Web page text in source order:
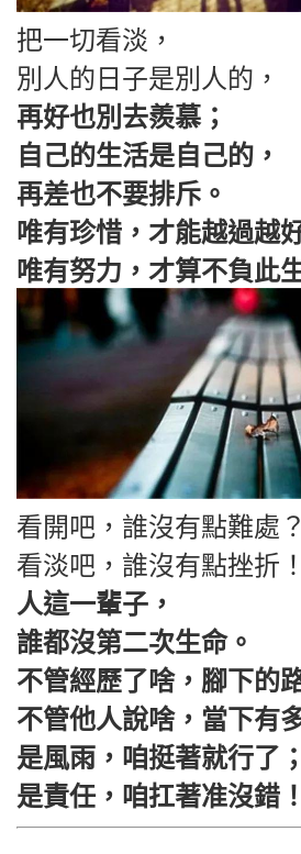
把一切看淡，
別人的日子是別人的，
再好也別去羨慕；
自己的生活是自己的，
再差也不要排斥。
唯有珍惜，才能越過越
唯有努力，才算不負此
看開吧，誰沒有點難處？
看淡吧，誰沒有點挫折！
人這一輩子，
誰都沒第二次生命。
不管經歷了啥，腳下的
不管他人說啥，當下有
是風雨，咱挺著就行了；
是責任，咱扛著准沒錯！